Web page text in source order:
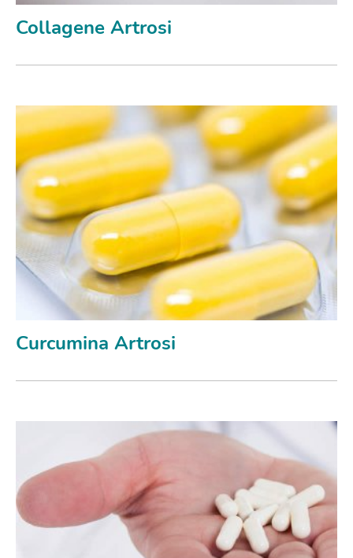
Collagene Artrosi
Curcumina Artrosi